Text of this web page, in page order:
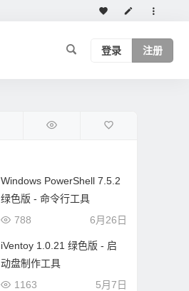
登录 注册
Windows PowerShell 7.5.2
绿色版 - 命令行工具
6月26日
788
iVentoy 1.0.21 绿色版 - 启
动盘制作工具
5月7日
1163